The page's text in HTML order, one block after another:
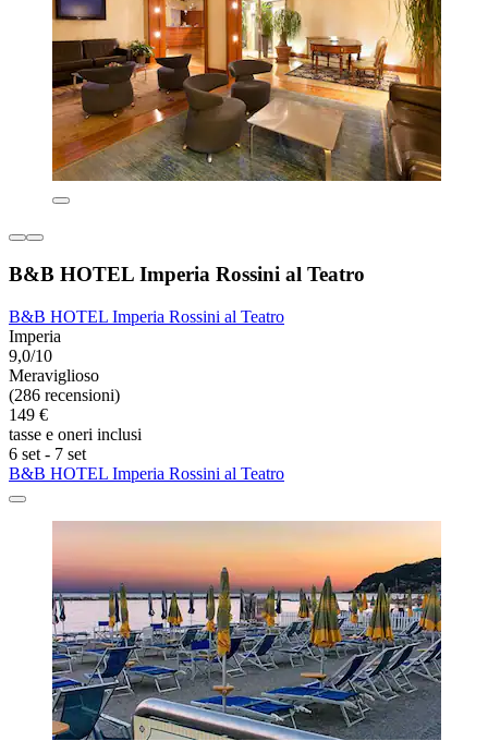
B&B HOTEL Imperia Rossini al Teatro
B&B HOTEL Imperia Rossini al Teatro
Imperia
9,0/10
Meraviglioso
(286 recensioni)
149 €
tasse e oneri inclusi
6 set - 7 set
B&B HOTEL Imperia Rossini al Teatro